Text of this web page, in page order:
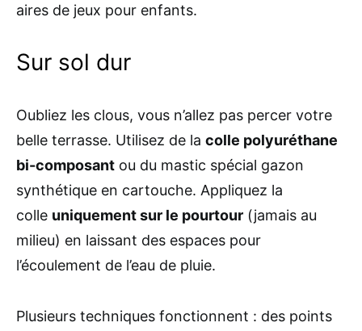
aires de jeux pour enfants.
Sur sol dur
Oubliez les clous, vous n’allez pas percer votre
belle terrasse. Utilisez de la colle polyuréthane
bi-composant ou du mastic spécial gazon
synthétique en cartouche. Appliquez la
colle uniquement sur le pourtour (jamais au
milieu) en laissant des espaces pour
l’écoulement de l’eau de pluie.
Plusieurs techniques fonctionnent : des points